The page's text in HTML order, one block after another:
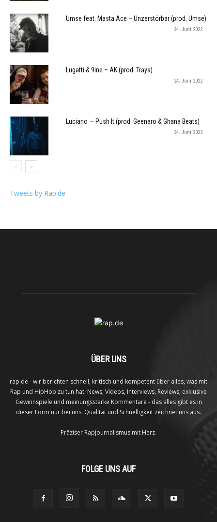
Umse feat. Masta Ace – Unzerstörbar (prod. Umse)
24. Juni 2022
Lugatti & 9ine – AK (prod. Traya)
24. Juni 2022
Luciano — Push It (prod. Geenaro & Ghana Beats)
24. Juni 2022
Tweets by Rap.de
ÜBER UNS
rap.de - wir berichten schnell, kritisch und kompetent über alles, was mit
Rap und HipHop zu tun hat. News, Videos, Interviews, Reviews, exklusive
Gewinnspiele und meinungsstarke Kommentare - das alles gibt es in
dieser Form nur bei uns. Qualität und Schnelligkeit zeichnet uns aus.
Präziser Rapjournalismus mit Herz.
FOLGE UNS AUF